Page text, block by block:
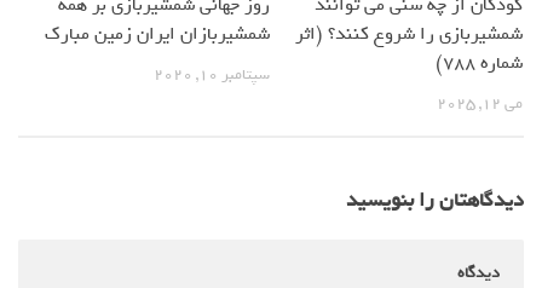
شمشیربازی را شروع کنند؟ (اثر
شماره 788)
می 12, 2025
شمشیربازان ایران زمین مبارک
سپتامبر 10, 2020
دیدگاهتان را بنویسید
دیدگاه